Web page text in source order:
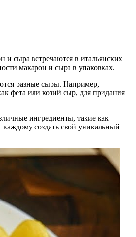
сыра встречаются в итальянских
макарон и сыра в упаковках.
разные сыры. Например,
фета или козий сыр, для придания
ингредиенты, такие как
создать свой уникальный